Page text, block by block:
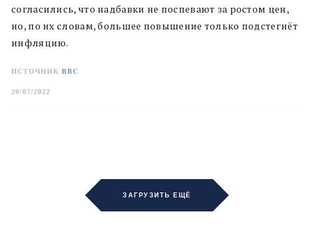
согласились, что надбавки не поспевают за ростом цен,
но, по их словам, большее повышение только подстегнёт
инфляцию.
ИСТОЧНИК BBC
20/07/2022
ЗАГРУЗИТЬ ЕЩЁ